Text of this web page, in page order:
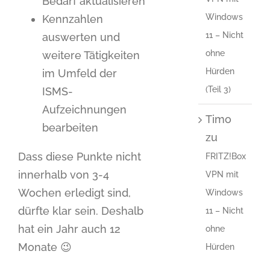
Kennzahlen
auswerten und
weitere Tätigkeiten
im Umfeld der
ISMS-
Aufzeichnungen
bearbeiten
Dass diese Punkte nicht
innerhalb von 3-4
Wochen erledigt sind,
dürfte klar sein. Deshalb
hat ein Jahr auch 12
Monate 😉
Windows
11 – Nicht
ohne
Hürden
(Teil 3)
Timo
zu
FRITZ!Box
VPN mit
Windows
11 – Nicht
ohne
Hürden